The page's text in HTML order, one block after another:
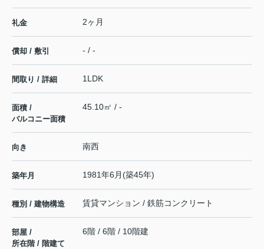
礼金 2ヶ月
償却 / 敷引 - / -
間取り / 詳細 1LDK
面積 /
バルコニー面積
45.10㎡ / -
向き 南西
築年月 1981年6月(築45年)
種別 / 建物構造 賃貸マンション / 鉄筋コンクリート
部屋 /
所在階 / 階建て
6階 / 6階 / 10階建